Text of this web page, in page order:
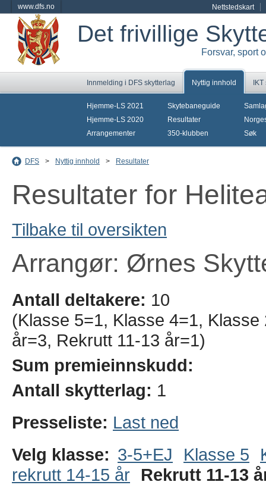
www.dfs.no Nettstedskart
Det frivillige
Forsvar, sport
Innmelding i DFS skytterlag Nyttig innhold
Hjemme-LS 2021
Hjemme-LS 2020
Arrangementer
Skytebaneguide
Resultater
350-klubben
Søk
DFS > Nyttig innhold > Resultater
Resultater for
Tilbake til oversikten
Arrangør: Ørnes
Antall deltakere: 10
(Klasse 5=1, Klasse 4=1,
år=3, Rekrutt 11-13 år=1)
Sum premieinnskudd:
Antall skytterlag: 1
Presseliste: Last ned
Velg klasse: 3-5+EJ Klasse 5
rekrutt 14-15 år
Rekrutt 11-13